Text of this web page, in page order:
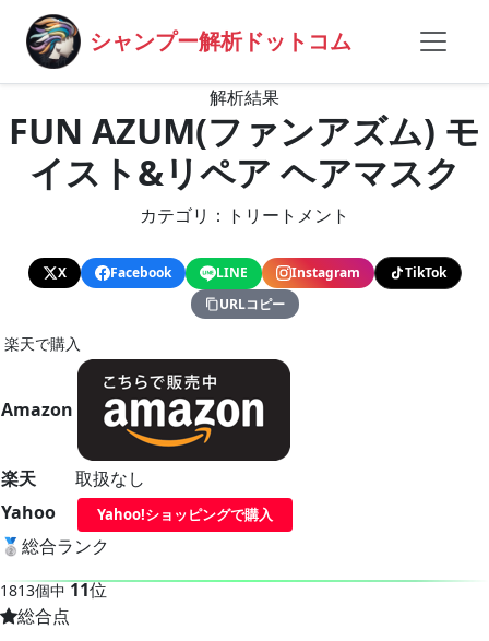
シャンプー解析ドットコム
解析結果
FUN AZUM(ファンアズム) モ
イスト&リペア ヘアマスク
カテゴリ：トリートメント
X Facebook LINE Instagram
TikTok
URLコピー
楽天で購入
Amazon
楽天
取扱なし
Yahoo
Yahoo!ショッピングで購入
🥈 総合ランク
1813個中 11位
総合点